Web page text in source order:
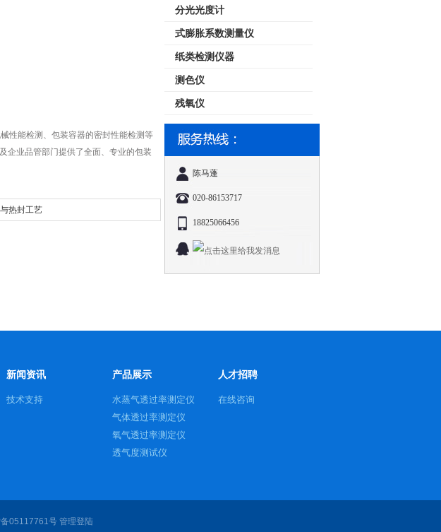
性能检测、包装容器的密封性能检测等
企业品管部门提供了全面、专业的包装
热封工艺
分光光度计
式膨胀系数测量仪
纸类检测仪器
测色仪
残氧仪
陈马蓬
020-86153717
18825066456
新闻资讯
技术支持
产品展示
水蒸气透过率测定仪
气体透过率测定仪
氧气透过率测定仪
透气度测试仪
人才招聘
在线咨询
05117761号 管理登陆